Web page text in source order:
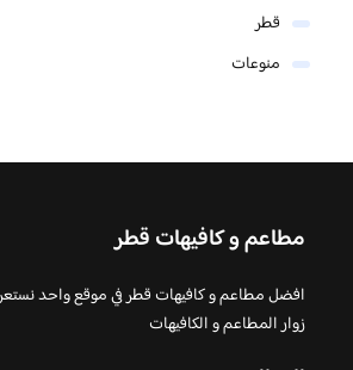
قطر
منوعات
مطاعم و كافيهات قطر
افضل مطاعم و كافيهات قطر في موقع واحد
زوار المطاعم و الكافيهات